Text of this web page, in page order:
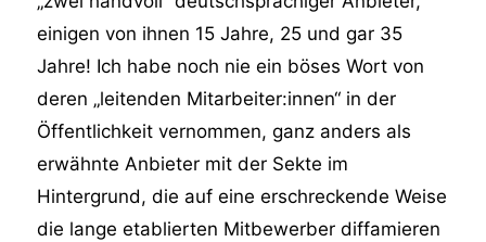
einigen von ihnen 15 Jahre, 25 und gar 35
Jahre! Ich habe noch nie ein böses Wort von
deren „leitenden Mitarbeiter:innen“ in der
Öffentlichkeit vernommen, ganz anders als
erwähnte Anbieter mit der Sekte im
Hintergrund, die auf eine erschreckende Weise
die lange etablierten Mitbewerber diffamieren